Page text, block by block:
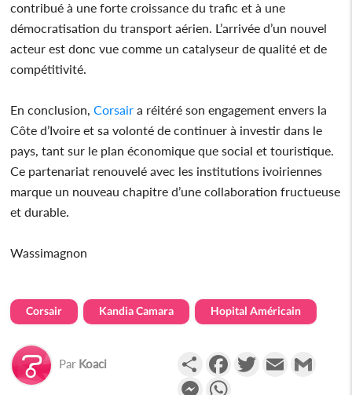
contribué à une forte croissance du trafic et à une
démocratisation du transport aérien. L’arrivée d’un nouvel
acteur est donc vue comme un catalyseur de qualité et de
compétitivité.
En conclusion,Corsair a réitéré son engagement envers la
Côte d’Ivoire et sa volonté de continuer à investir dans le
pays, tant sur le plan économique que social et touristique.
Ce partenariat renouvelé avec les institutions ivoiriennes
marque un nouveau chapitre d’une collaboration fructueuse
et durable.
Wassimagnon
Corsair Kandia Camara Hopital Américain
Par Koaci PartagerFacebookTwitterEmail
Messenger